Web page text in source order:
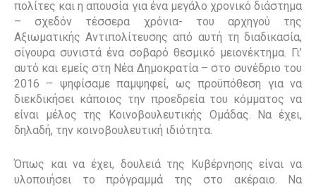
πολίτες και η απουσία για ένα μεγάλο χρονικό διάστημα
– σχεδόν τέσσερα χρόνια- του αρχηγού της
Αξιωματικής Αντιπολίτευσης από αυτή τη διαδικασία,
σίγουρα συνιστά ένα σοβαρό θεσμικό μειονέκτημα. Γι’
αυτό και εμείς στη Νέα Δημοκρατία – στο συνέδριο του
2016 – ψηφίσαμε παμψηφεί, ως προϋπόθεση για να
διεκδικήσει κάποιος την προεδρεία του κόμματος να
είναι μέλος της Κοινοβουλευτικής Ομάδας. Να έχει,
δηλαδή, την κοινοβουλευτική ιδιότητα.
Όπως και να έχει, δουλειά της Κυβέρνησης είναι να
υλοποιήσει το πρόγραμμά της στο ακέραιο. Να